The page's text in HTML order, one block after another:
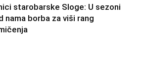
starobarske Sloge: U sezoni
nama borba za viši rang